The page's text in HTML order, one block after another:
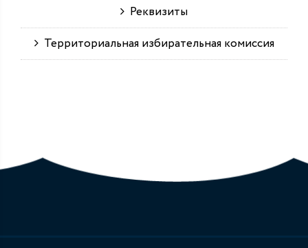
Реквизиты
Территориальная избирательная комиссия